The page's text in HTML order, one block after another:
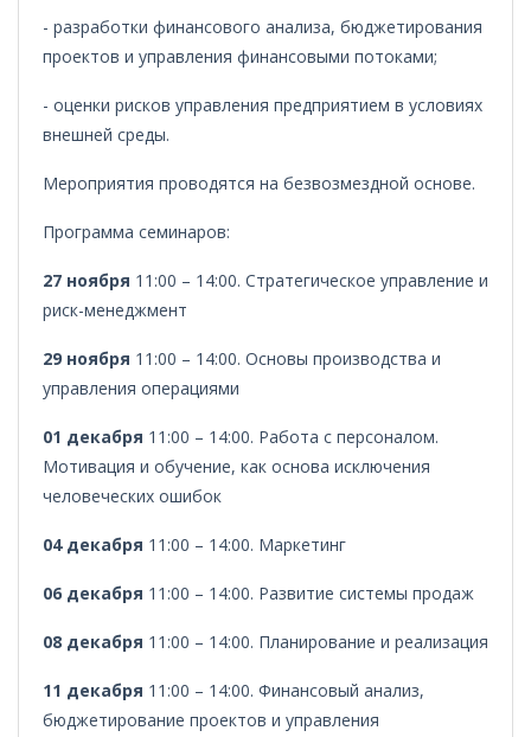
- разработки финансового анализа, бюджетирования
проектов и управления финансовыми потоками;
- оценки рисков управления предприятием в условиях
внешней среды.
Мероприятия проводятся на безвозмездной основе.
Программа семинаров:
27 ноября 11:00 – 14:00. Стратегическое управление и
риск-менеджмент
29 ноября 11:00 – 14:00. Основы производства и
управления операциями
01 декабря 11:00 – 14:00. Работа с персоналом.
Мотивация и обучение, как основа исключения
человеческих ошибок
04 декабря 11:00 – 14:00. Маркетинг
06 декабря 11:00 – 14:00. Развитие системы продаж
08 декабря 11:00 – 14:00. Планирование и реализация
11 декабря 11:00 – 14:00. Финансовый анализ,
бюджетирование проектов и управления